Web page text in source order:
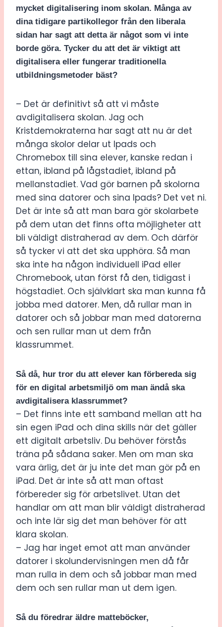
mycket digitalisering inom skolan. Många av
dina tidigare partikollegor från den liberala
sidan har sagt att detta är något som vi inte
borde göra. Tycker du att det är viktigt att
digitalisera eller fungerar traditionella
utbildningsmetoder bäst?
– Det är definitivt så att vi måste
avdigitalisera skolan. Jag och
Kristdemokraterna har sagt att nu är det
många skolor delar ut Ipads och
Chromebox till sina elever, kanske redan i
ettan, ibland på lågstadiet, ibland på
mellanstadiet. Vad gör barnen på skolorna
med sina datorer och sina Ipads? Det vet ni.
Det är inte så att man bara gör skolarbete
på dem utan det finns ofta möjligheter att
bli väldigt distraherad av dem. Och därför
så tycker vi att det ska upphöra. Så man
ska inte ha någon individuell iPad eller
Chromebook, utan först få den, tidigast i
högstadiet. Och självklart ska man kunna få
jobba med datorer. Men, då rullar man in
datorer och så jobbar man med datorerna
och sen rullar man ut dem från
klassrummet.
Så då, hur tror du att elever kan förbereda sig
för en digital arbetsmiljö om man ändå ska
avdigitalisera klassrummet?
– Det finns inte ett samband mellan att ha
sin egen iPad och dina skills när det gäller
ett digitalt arbetsliv. Du behöver förstås
träna på sådana saker. Men om man ska
vara ärlig, det är ju inte det man gör på en
iPad. Det är inte så att man oftast
förbereder sig för arbetslivet. Utan det
handlar om att man blir väldigt distraherad
och inte lär sig det man behöver för att
klara skolan.
– Jag har inget emot att man använder
datorer i skolundervisningen men då får
man rulla in dem och så jobbar man med
dem och sen rullar man ut dem igen.
Så du föredrar äldre matteböcker,